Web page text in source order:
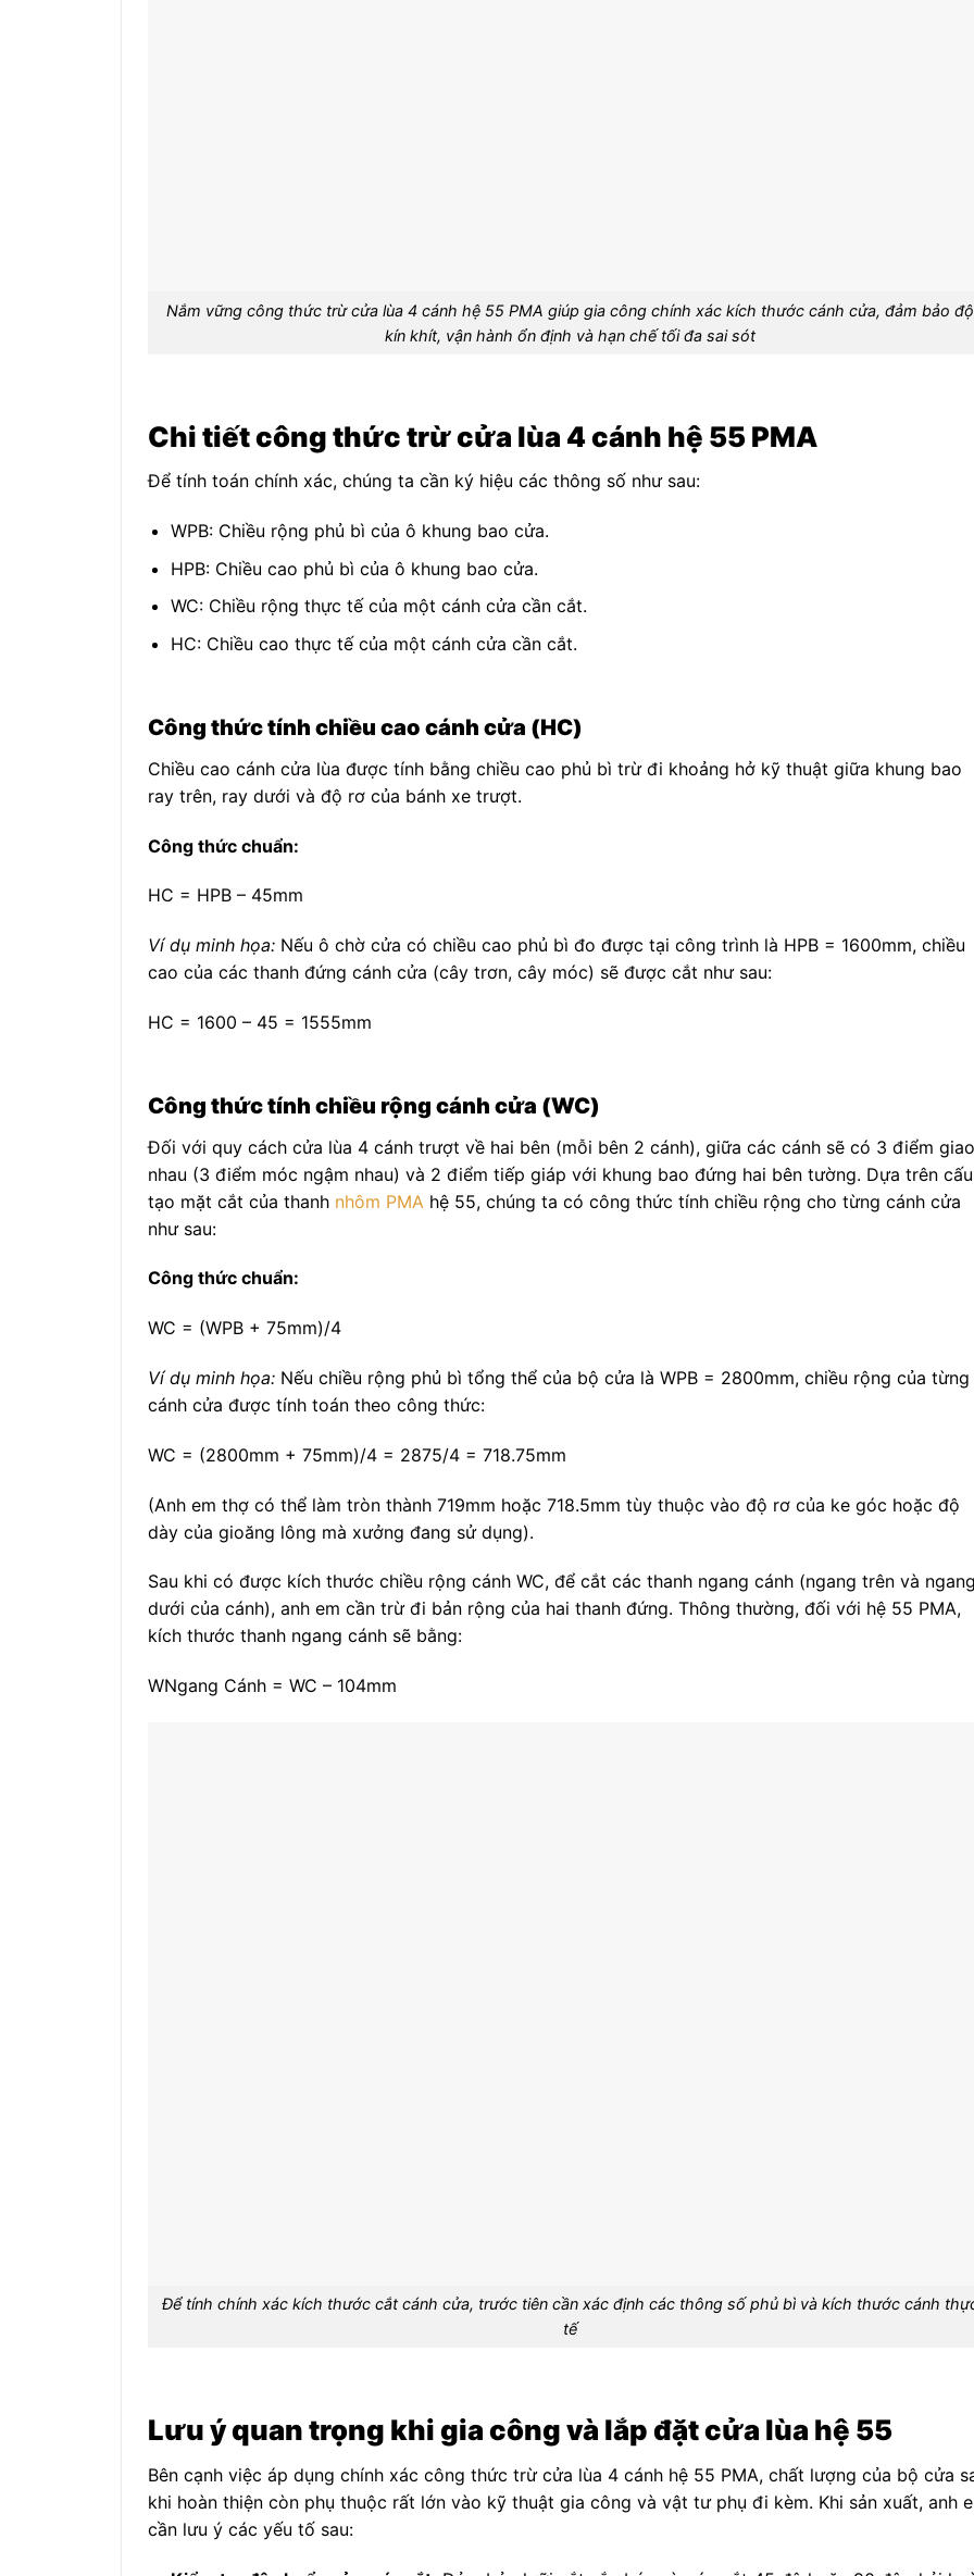
Nắm vững công thức trừ cửa lùa 4 cánh hệ 55 PMA giúp gia công chính xác kích thước cánh cửa, đảm bảo độ
kín khít, vận hành ổn định và hạn chế tối đa sai sót
Chi tiết công thức trừ cửa lùa 4 cánh hệ 55 PMA
Để tính toán chính xác, chúng ta cần ký hiệu các thông số như sau:
WPB: Chiều rộng phủ bì của ô khung bao cửa.
HPB: Chiều cao phủ bì của ô khung bao cửa.
WC: Chiều rộng thực tế của một cánh cửa cần cắt.
HC: Chiều cao thực tế của một cánh cửa cần cắt.
Công thức tính chiều cao cánh cửa (HC)
Chiều cao cánh cửa lùa được tính bằng chiều cao phủ bì trừ đi khoảng hở kỹ thuật giữa khung bao
ray trên, ray dưới và độ rơ của bánh xe trượt.
Công thức chuẩn:
HC = HPB – 45mm
Ví dụ minh họa: Nếu ô chờ cửa có chiều cao phủ bì đo được tại công trình là HPB = 1600mm, chiều
cao của các thanh đứng cánh cửa (cây trơn, cây móc) sẽ được cắt như sau:
HC = 1600 – 45 = 1555mm
Công thức tính chiều rộng cánh cửa (WC)
Đối với quy cách cửa lùa 4 cánh trượt về hai bên (mỗi bên 2 cánh), giữa các cánh sẽ có 3 điểm giao
nhau (3 điểm móc ngậm nhau) và 2 điểm tiếp giáp với khung bao đứng hai bên tường. Dựa trên cấu
tạo mặt cắt của thanh nhôm PMA hệ 55, chúng ta có công thức tính chiều rộng cho từng cánh cửa
như sau:
Công thức chuẩn:
WC = (WPB + 75mm)/4
Ví dụ minh họa: Nếu chiều rộng phủ bì tổng thể của bộ cửa là WPB = 2800mm, chiều rộng của từng
cánh cửa được tính toán theo công thức:
WC = (2800mm + 75mm)/4 = 2875/4 = 718.75mm
(Anh em thợ có thể làm tròn thành 719mm hoặc 718.5mm tùy thuộc vào độ rơ của ke góc hoặc độ
dày của gioăng lông mà xưởng đang sử dụng).
Sau khi có được kích thước chiều rộng cánh WC, để cắt các thanh ngang cánh (ngang trên và
dưới của cánh), anh em cần trừ đi bản rộng của hai thanh đứng. Thông thường, đối với hệ 55 PMA,
kích thước thanh ngang cánh sẽ bằng:
WNgang Cánh = WC – 104mm
Để tính chính xác kích thước cắt cánh cửa, trước tiên cần xác định các thông số phủ bì và kích thước cánh
tế
Lưu ý quan trọng khi gia công và lắp đặt cửa lùa hệ 55
Bên cạnh việc áp dụng chính xác công thức trừ cửa lùa 4 cánh hệ 55 PMA, chất lượng của bộ cửa
khi hoàn thiện còn phụ thuộc rất lớn vào kỹ thuật gia công và vật tư phụ đi kèm. Khi sản xuất, anh
cần lưu ý các yếu tố sau: